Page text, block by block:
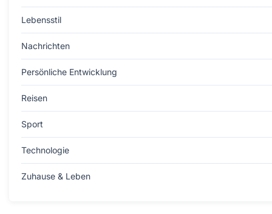
Lebensstil
Nachrichten
Persönliche Entwicklung
Reisen
Sport
Technologie
Zuhause & Leben